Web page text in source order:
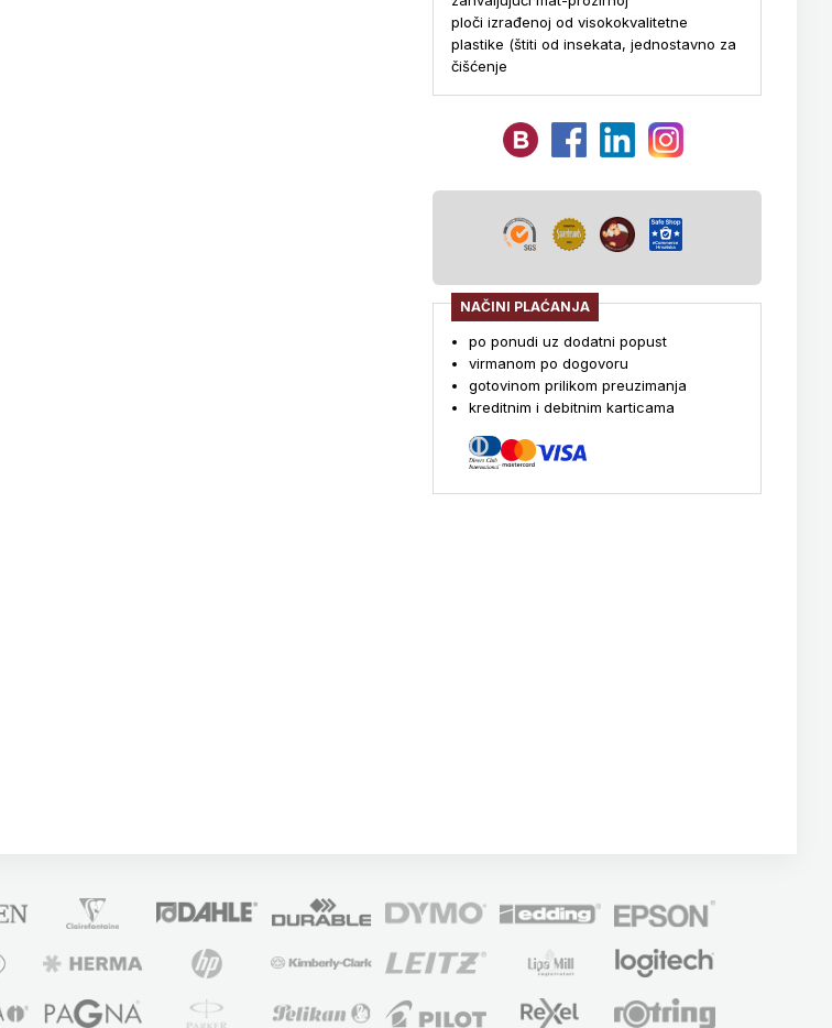
ploči izrađenoj od visokokvalitetne
plastike (štiti od insekata, jednostavno za
čišćenje
NAČINI PLAĆANJA
po ponudi uz dodatni popust
virmanom po dogovoru
gotovinom prilikom preuzimanja
kreditnim i debitnim karticama